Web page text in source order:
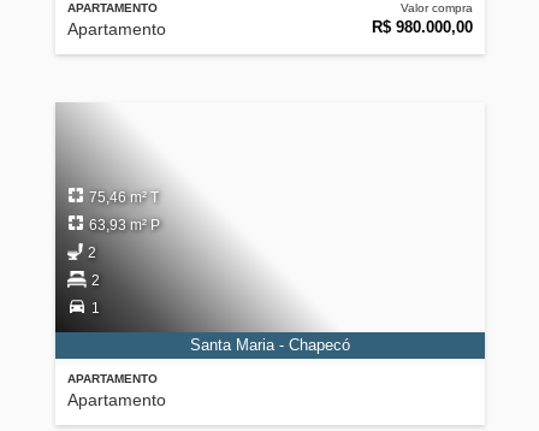
APARTAMENTO
Apartamento
Valor compra
R$ 980.000,00
APARTAMENTO
Apartamento
75,46 m² T
63,93 m² P
2
2
1
Santa Maria - Chapecó